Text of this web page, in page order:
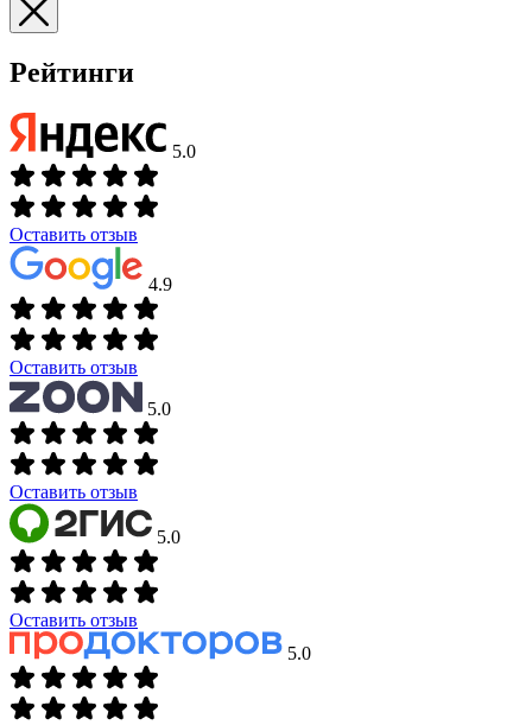
Рейтинги
5.0
Оставить отзыв
4.9
Оставить отзыв
5.0
Оставить отзыв
5.0
Оставить отзыв
5.0